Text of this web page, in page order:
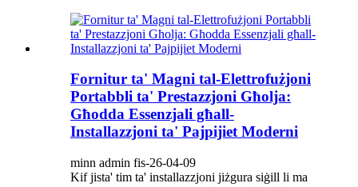
Fornitur ta' Magni tal-Elettrofużjoni
Portabbli ta' Prestazzjoni Għolja:
Għodda Essenzjali għall-
Installazzjoni ta' Pajpijiet Moderni
minn admin fis-26-04-09
Kif jista' tim ta' installazzjoni jiżgura siġill li ma